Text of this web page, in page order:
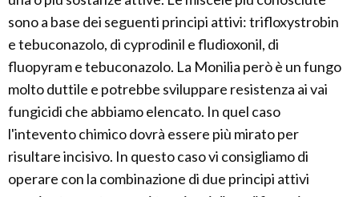
sono a base dei seguenti principi attivi: trifloxystrobin
e tebuconazolo, di cyprodinil e fludioxonil, di
fluopyram e tebuconazolo. La Monilia però è un fungo
molto duttile e potrebbe sviluppare resistenza ai vai
fungicidi che abbiamo elencato. In quel caso
l'intevento chimico dovrà essere più mirato per
risultare incisivo. In questo caso vi consigliamo di
operare con la combinazione di due principi attivi